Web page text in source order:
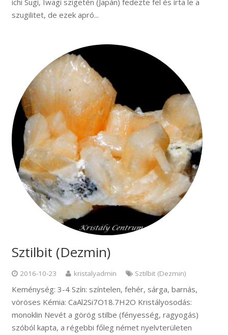
szugilitet, de ezek apró...
Sztilbit (Dezmin)
2016-10-23 kristalyadmin Sztilbit (Dezmin)
Keménység: 3-4 Szín: színtelen, fehér, sárga, barnás,
vöröses Kémia: CaAl2Si7O18.7H2O Kristályosodás:
monoklin Nevét a görög stilbe (fényesség, ragyogás)
szóból kapta, a régebbi főleg német nyelvterületen